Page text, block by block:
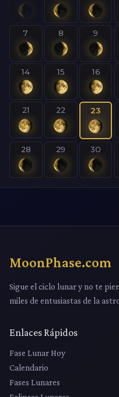
7 8 9
14 15 16
21 22 23
28 29 30
MoonPhase.com
Sigue el ciclo lunar y no te
miles de entusiastas de la
Enlaces Rápidos
Fase Lunar Hoy
Calendario
Fases Lunares